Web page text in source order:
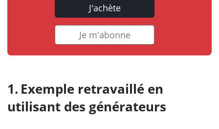
J'achète
Je m'abonne
Exemple retravaillé en
utilisant des générateurs